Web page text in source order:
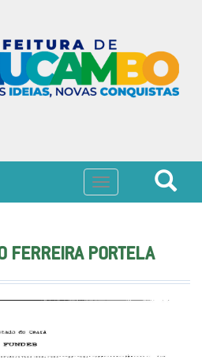
Toggle
navigation
FERREIRA PORTELA